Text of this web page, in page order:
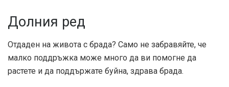
Долния ред
Отдаден на живота с брада? Само не забравяйте, че
малко поддръжка може много да ви помогне да
растете и да поддържате буйна, здрава брада.